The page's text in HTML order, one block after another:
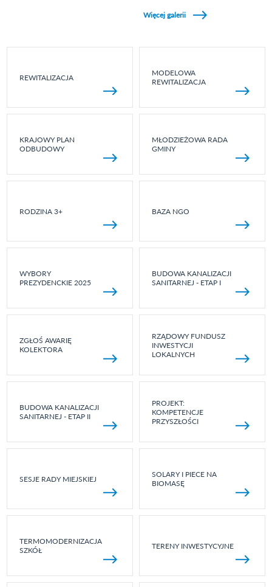
Więcej galerii
REWITALIZACJA
MODELOWA
REWITALIZACJA
KRAJOWY PLAN
ODBUDOWY
MŁODZIEŻOWA RADA
GMINY
RODZINA 3+ BAZA NGO
WYBORY
PREZYDENCKIE 2025
BUDOWA KANALIZACJI
SANITARNEJ - ETAP I
ZGŁOŚ AWARIĘ
KOLEKTORA
RZĄDOWY FUNDUSZ
INWESTYCJI
LOKALNYCH
BUDOWA KANALIZACJI
SANITARNEJ - ETAP II
PROJEKT:
KOMPETENCJE
PRZYSZŁOŚCI
SESJE RADY MIEJSKIEJ
SOLARY I PIECE NA
BIOMASĘ
TERMOMODERNIZACJA
SZKÓŁ
TERENY INWESTYCYJNE